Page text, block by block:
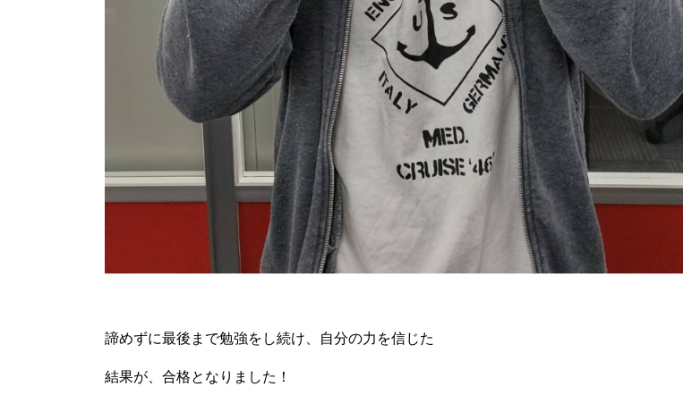
諦めずに最後まで勉強をし続け、自分の力を信じた
結果が、合格となりました！